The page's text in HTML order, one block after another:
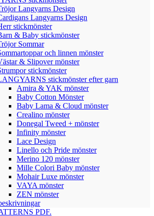
Langyarns Design
Langyarns Design
stickmönster
& Baby stickmönster
Sommar
och linnen mönster
& Slipover mönster
stickmönster
stickmönster efter garn
Amira & YAK mönster
Baby Cotton Mönster
Baby Lama & Cloud mönster
Crealino mönster
Donegal Tweed + mönster
Infinity mönster
Lace Design
Linello och Pride mönster
Merino 120 mönster
Mille Colori Baby mönster
Mohair Luxe mönster
VAYA mönster
ZEN mönster
PDF.